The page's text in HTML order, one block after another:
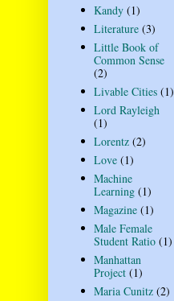
Kandy (1)
Literature (3)
Little Book of
Common Sense
(2)
Livable Cities (1)
Lord Rayleigh
(1)
Lorentz (2)
Love (1)
Machine
Learning (1)
Magazine (1)
Male Female
Student Ratio (1)
Manhattan
Project (1)
Maria Cunitz (2)